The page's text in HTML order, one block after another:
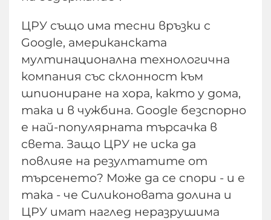
ЦРУ също има тесни връзки с
Google, американската
мултинационална технологична
компания със склонност към
шпиониране на хора, както у дома,
така и в чужбина. Google безспорно
е най-популярната търсачка в
света. Защо ЦРУ не иска да
повлияе на резултатите от
търсенето? Може да се спори - и е
така - че Силиконовата долина и
ЦРУ имат наглед неразрушима